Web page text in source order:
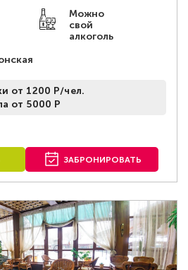
Можно
свой
алкоголь
от 1200 Р/чел.
от 5000 Р
ЗАБРОНИРОВАТЬ